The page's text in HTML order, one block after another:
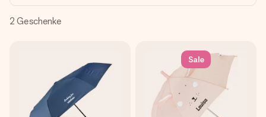
Samstag - Sonntag : 8:30 - 13:00 Uhr
2 Geschenke
Sale